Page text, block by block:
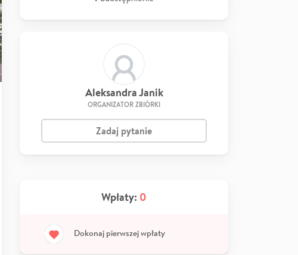
Aleksandra Janik
ORGANIZATOR ZBIÓRKI
Zadaj pytanie
Wpłaty: 0
Dokonaj pierwszej wpłaty